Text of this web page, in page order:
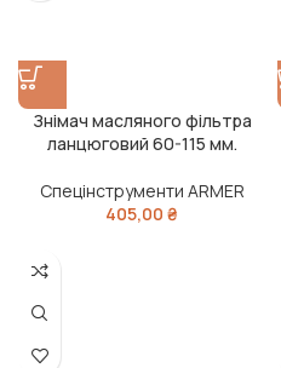
Знімач масляного фільтра
ланцюговий 60-115 мм.
Спецінструменти ARMER
405,00 ₴